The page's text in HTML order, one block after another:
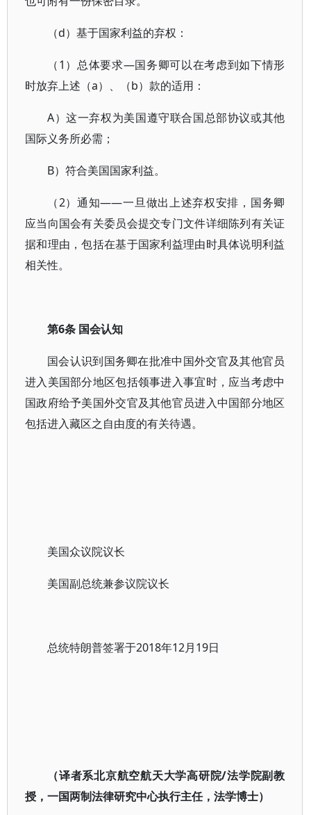
（d）基于国家利益的弃权：
（1）总体要求—国务卿可以在考虑到如下情形
时放弃上述（a）、（b）款的适用：
A）这一弃权为美国遵守联合国总部协议或其他
国际义务所必需；
B）符合美国国家利益。
（2）通知——一旦做出上述弃权安排，国务卿
应当向国会有关委员会提交专门文件详细陈列有关证
据和理由，包括在基于国家利益理由时具体说明利益
相关性。
第6条 国会认知
国会认识到国务卿在批准中国外交官及其他官员
进入美国部分地区包括领事进入事宜时，应当考虑中
国政府给予美国外交官及其他官员进入中国部分地区
包括进入藏区之自由度的有关待遇。
美国众议院议长
美国副总统兼参议院议长
总统特朗普签署于2018年12月19日
（译者系北京航空航天大学高研院/法学院副教
授，一国两制法律研究中心执行主任，法学博士）